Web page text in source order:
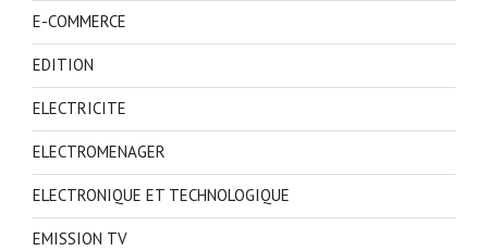
E-COMMERCE
EDITION
ELECTRICITE
ELECTROMENAGER
ELECTRONIQUE ET TECHNOLOGIQUE
EMISSION TV